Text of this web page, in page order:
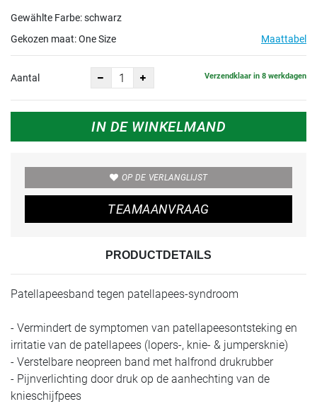
Gewählte Farbe: schwarz
Gekozen maat:One Size Maattabel
Aantal Verzendklaar in 8 werkdagen
IN DE WINKELMAND
OP DE VERLANGLIJST
TEAMAANVRAAG
PRODUCTDETAILS
Patellapeesband tegen patellapees-syndroom
- Vermindert de symptomen van patellapeesontsteking en
irritatie van de patellapees (lopers-, knie- & jumpersknie)
- Verstelbare neopreen band met halfrond drukrubber
- Pijnverlichting door druk op de aanhechting van de
knieschijfpees